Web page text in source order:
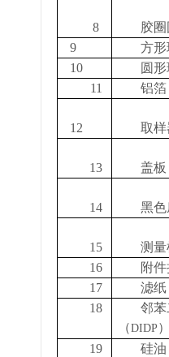
8
胶
9
方
10
圆
11
铝箔
12 取样
13 盖板
14 黑
15
测量
16
附
17
滤纸
18
邻
（DIDP
19
硅油